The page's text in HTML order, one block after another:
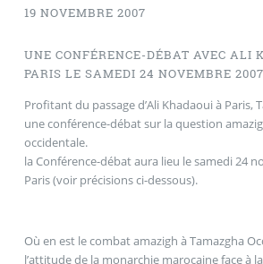
19 NOVEMBRE 2007
UNE CONFÉRENCE-DÉBAT AVEC ALI
PARIS LE SAMEDI 24 NOVEMBRE
Profitant du passage d’Ali Khadaoui à Paris,
une conférence-débat sur la question
occidentale.
la Conférence-débat aura lieu le samedi 24
Paris (voir précisions ci-dessous).
Où en est le combat amazigh à Tamazgha
l’attitude de la monarchie marocaine face à